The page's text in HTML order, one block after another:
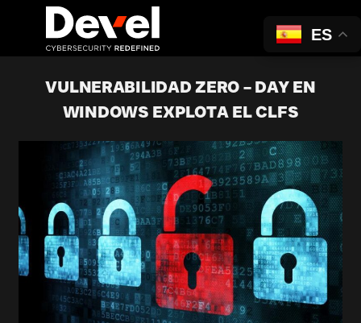
VULNERABILIDAD ZERO – DAY EN
WINDOWS EXPLOTA EL CLFS
ES